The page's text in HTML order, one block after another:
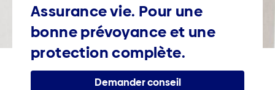
Assurance vie. Pour une
bonne prévoyance et une
protection complète.
Demander conseil